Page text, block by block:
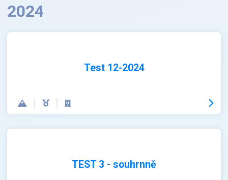
2024
Test 12-2024
TEST 3 - souhrnně